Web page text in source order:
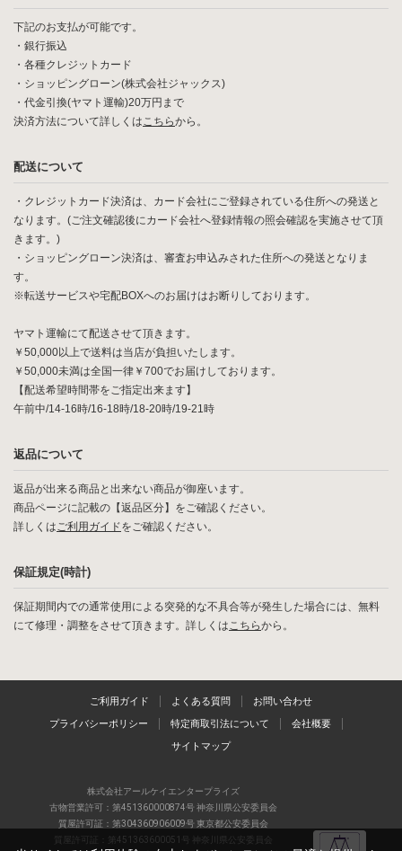
下記のお支払が可能です。
・銀行振込
・各種クレジットカード
・ショッピングローン(株式会社ジャックス)
・代金引換(ヤマト運輸)20万円まで
決済方法について詳しくはこちらから。
配送について
・クレジットカード決済は、カード会社にご登録されている住所への発送と
なります。(ご注文確認後にカード会社へ登録情報の照会確認を実施させて頂
きます。)
・ショッピングローン決済は、審査お申込みされた住所への発送となりま
す。
※転送サービスや宅配BOXへのお届けはお断りしております。
ヤマト運輸にて配送させて頂きます。
￥50,000以上で送料は当店が負担いたします。
￥50,000未満は全国一律￥700でお届けしております。
【配送希望時間帯をご指定出来ます】
午前中/14-16時/16-18時/18-20時/19-21時
返品について
返品が出来る商品と出来ない商品が御座います。
商品ページに記載の【返品区分】をご確認ください。
詳しくはご利用ガイドをご確認ください。
保証規定(時計)
保証期間内での通常使用による突発的な不具合等が発生した場合には、無料
にて修理・調整をさせて頂きます。詳しくはこちらから。
ご利用ガイド よくある質問 お問い合わせ
プライバシーポリシー 特定商取引法について 会社概要
サイトマップ
株式会社アールケイエンタープライズ
古物営業許可：第451360000874号 神奈川県公安委員会
質屋許可証：第304360906009号 東京都公安委員会
質屋許可証：第451363600051号 神奈川県公安委員会